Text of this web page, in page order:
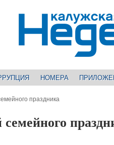
НОМЕРА
праздника